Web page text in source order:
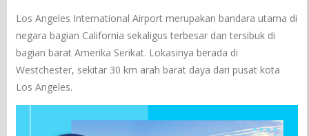
Los Angeles International Airport merupakan bandara utama di
negara bagian California sekaligus terbesar dan tersibuk di
bagian barat Amerika Serikat. Lokasinya berada di
Westchester, sekitar 30 km arah barat daya dari pusat kota
Los Angeles.